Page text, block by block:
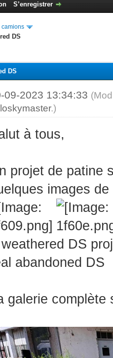
S’enregistrer
camions
DS
DS
09-2023 13:34:33
.)
à tous,
projet de patine
images
DS
abandoned DS
galerie